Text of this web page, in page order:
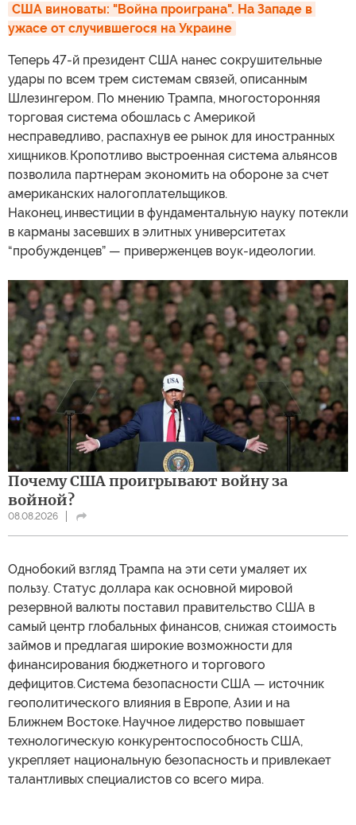
США виноваты: "Война проиграна". На Западе в
ужасе от случившегося на Украине
Теперь 47-й президент США нанес сокрушительные
удары по всем трем системам связей, описанным
Шлезингером. По мнению Трампа, многосторонняя
торговая система обошлась с Америкой
несправедливо, распахнув ее рынок для иностранных
хищников. Кропотливо выстроенная система альянсов
позволила партнерам экономить на обороне за счет
американских налогоплательщиков.
Наконец, инвестиции в фундаментальную науку потекли
в карманы засевших в элитных университетах
“пробужденцев” — приверженцев воук-идеологии.
Почему США проигрывают войну за
войной?
08.08.2026
Однобокий взгляд Трампа на эти сети умаляет их
пользу. Статус доллара как основной мировой
резервной валюты поставил правительство США в
самый центр глобальных финансов, снижая стоимость
займов и предлагая широкие возможности для
финансирования бюджетного и торгового
дефицитов. Система безопасности США — источник
геополитического влияния в Европе, Азии и на
Ближнем Востоке. Научное лидерство повышает
технологическую конкурентоспособность США,
укрепляет национальную безопасность и привлекает
талантливых специалистов со всего мира.